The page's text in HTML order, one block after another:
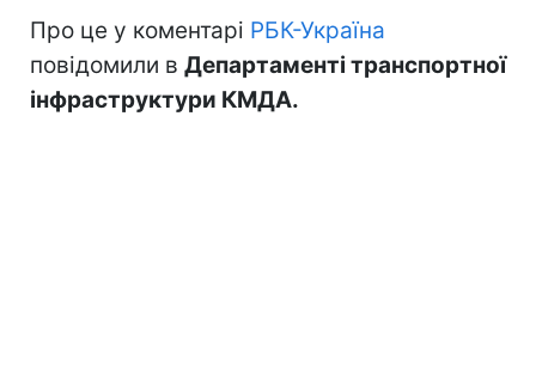
Про це у коментарі РБК-Україна
повідомили в Департаменті транспортної
інфраструктури КМДА.